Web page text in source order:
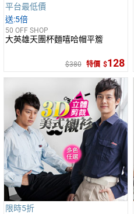
平台最低價
5倍
50 OFF SHOP
大英雄天團杯麵嘻哈帽平簷
380 特價 128
限時5折